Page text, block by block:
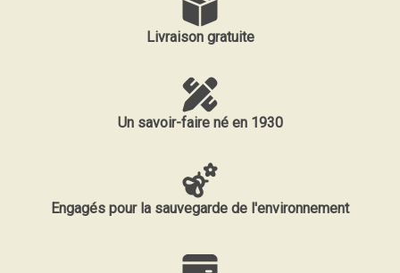
Livraison gratuite
Un savoir-faire né en 1930
Engagés pour la sauvegarde de l'environnement